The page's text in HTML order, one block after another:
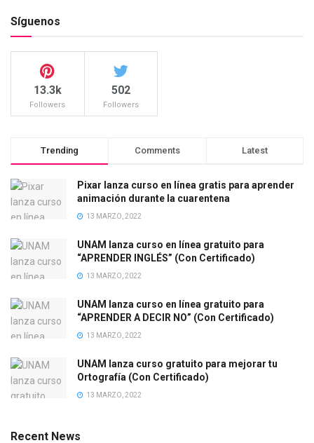
Síguenos
13.3k
Followers
502
Followers
Trending Comments Latest
Pixar lanza curso en línea gratis para aprender
animación durante la cuarentena
13 MARZO, 2022
UNAM lanza curso en línea gratuito para
“APRENDER INGLÉS” (Con Certificado)
13 MARZO, 2022
UNAM lanza curso en línea gratuito para
“APRENDER A DECIR NO” (Con Certificado)
13 MARZO, 2022
UNAM lanza curso gratuito para mejorar tu
Ortografía (Con Certificado)
13 MARZO, 2022
Recent News